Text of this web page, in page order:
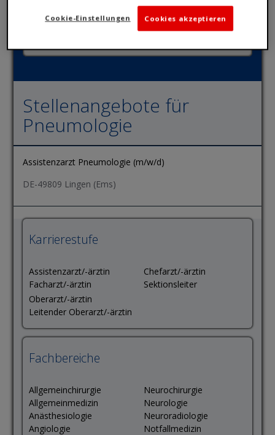
Stellenangebote für
Pneumologie
Assistenzarzt Pneumologie (m/w/d)
DE-49809 Lingen (Ems)
Karrierestufe
Assistenzarzt/-ärztin
Facharzt/-ärztin
Oberarzt/-ärztin
Leitender Oberarzt/-ärztin
Chefarzt/-ärztin
Sektionsleiter
Fachbereiche
Allgemeinchirurgie
Allgemeinmedizin
Anästhesiologie
Angiologie
Neurochirurgie
Neurologie
Neuroradiologie
Notfallmedizin
Cookies akzeptieren
Cookie-Einstellungen